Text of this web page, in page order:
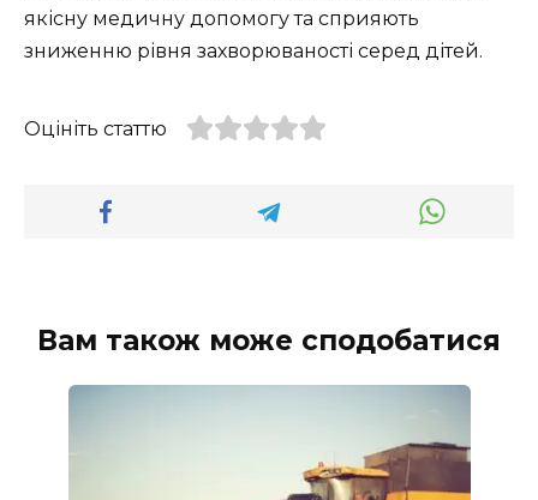
якісну медичну допомогу та сприяють
зниженню рівня захворюваності серед дітей.
Оцініть статтю
Вам також може сподобатися